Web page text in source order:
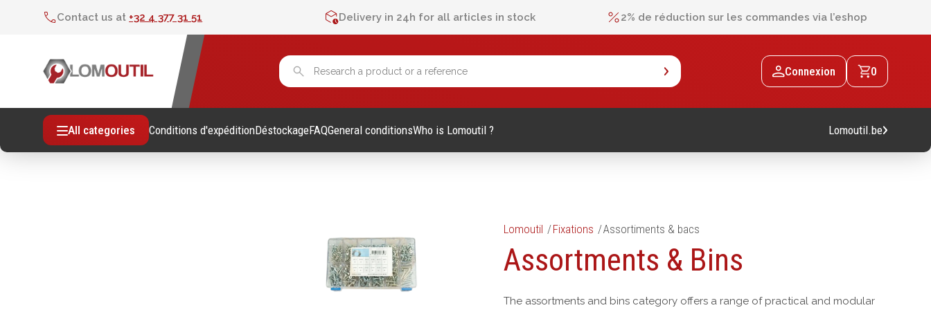
Contact us at +32 4 377 31 51 Delivery in 24h for all articles in stock 2% de réduction sur les commandes via l’eshop
Connexion 0
All categories Conditions d'expéditionDéstockageFAQGeneral conditionsWho is Lomoutil ? Lomoutil.be
Outillage Manuel
Douilles et accessoires
Métrologie et contrôle
Mètres
Pieds à coulisse
Machines sur accu
Machines stationaires
Lomoutil Fixations Assortiments & bacs
Assortments & Bins
The assortments and bins category offers a range of practical and modular